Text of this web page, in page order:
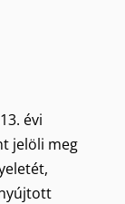
évi
jelöli meg